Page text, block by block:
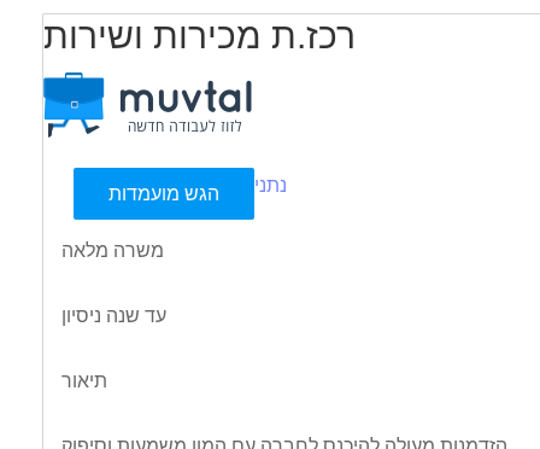
רכז.ת מכירות ושירות
הגש מועמדות נתניה
משרה מלאה
עד שנה ניסיון
תיאור